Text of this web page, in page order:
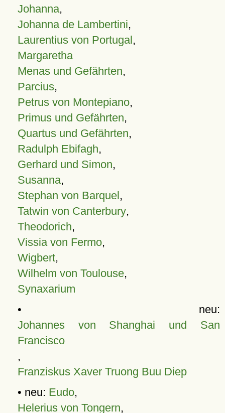
Johanna,
Johanna de Lambertini,
Laurentius von Portugal,
Margaretha
Menas und Gefährten,
Parcius,
Petrus von Montepiano,
Primus und Gefährten,
Quartus und Gefährten,
Radulph Ebifagh,
Gerhard und Simon,
Susanna,
Stephan von Barquel,
Tatwin von Canterbury,
Theodorich,
Vissia von Fermo,
Wigbert,
Wilhelm von Toulouse,
Synaxarium
• neu:
Johannes von Shanghai und San
Francisco
,
Franziskus Xaver Truong Buu Diep
• neu: Eudo,
Helerius von Tongern,